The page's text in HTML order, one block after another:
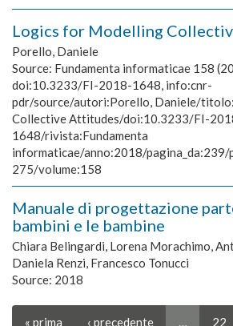
Logics for Modelling
Porello, Daniele
Source: Fundamenta informaticae 158
doi:10.3233/FI-2018-1648, info:cnr-
pdr/source/autori:Porello, Daniele/
Collective Attitudes/doi:10.3233/FI-
1648/rivista:Fundamenta
informaticae/anno:2018/
275/volume:158
Manuale di progettazione
bambini e le bambine
Chiara Belingardi, Lorena Morachimo,
Daniela Renzi, Francesco Tonucci
Source: 2018
« prima ‹ precedente 22